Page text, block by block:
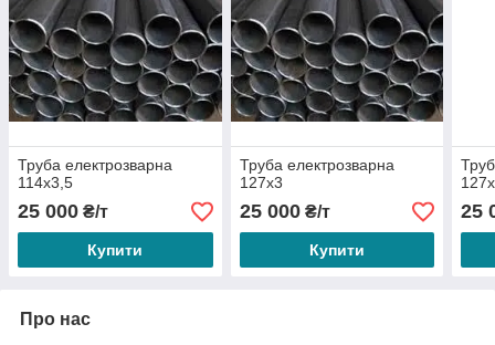
Труба електрозварна
114х3,5
25 000 ₴/т
Купити
Труба електрозварна
127х3
25 000₴/т
Купити
25
Про нас